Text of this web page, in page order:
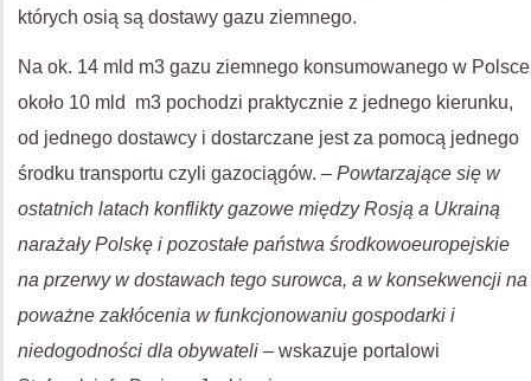
których osią są dostawy gazu ziemnego.
Na ok. 14 mld m3 gazu ziemnego konsumowanego w Polsce
około 10 mld m3 pochodzi praktycznie z jednego kierunku,
od jednego dostawcy i dostarczane jest za pomocą jednego
środku transportu czyli gazociągów. – Powtarzające się w
ostatnich latach konflikty gazowe między Rosją a Ukrainą
narażały Polskę i pozostałe państwa środkowoeuropejskie
na przerwy w dostawach tego surowca, a w konsekwencji na
poważne zakłócenia w funkcjonowaniu gospodarki i
niedogodności dla obywateli – wskazuje portalowi